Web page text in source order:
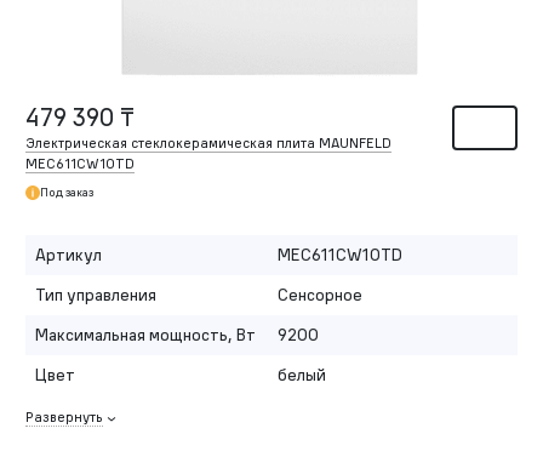
479 390 ₸
Электрическая стеклокерамическая плита MAUNFELD
MEC611CW10TD
Под заказ
Артикул
MEC611CW10TD
Тип управления
Сенсорное
Максимальная мощность, Вт
9200
Цвет
белый
Развернуть